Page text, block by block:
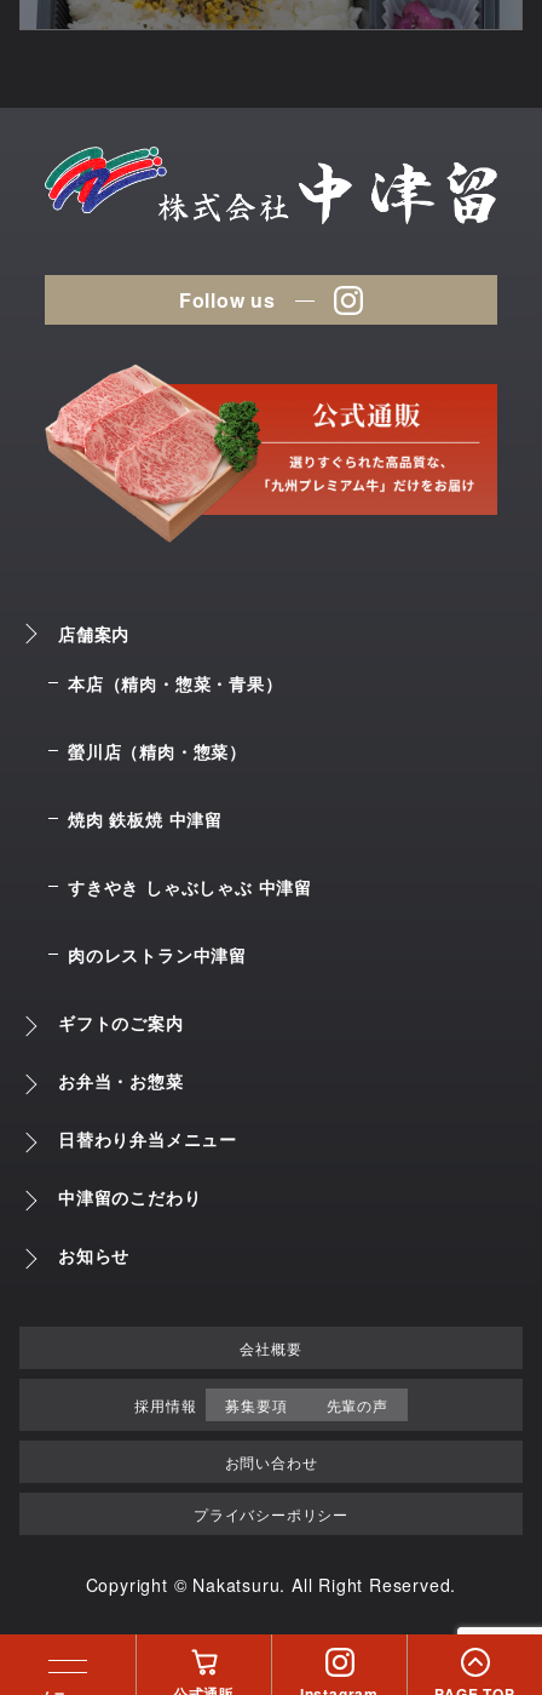
Follow us
店舗案内
本店（精肉・惣菜・青果）
螢川店（精肉・惣菜）
焼肉 鉄板焼 中津留
すきやき しゃぶしゃぶ 中津留
肉のレストラン中津留
ギフトのご案内
お弁当・お惣菜
日替わり弁当メニュー
中津留のこだわり
お知らせ
会社概要
採用情報 募集要項 先輩の声
お問い合わせ
プライバシーポリシー
Copyright © Nakatsuru. All Right Reserved.